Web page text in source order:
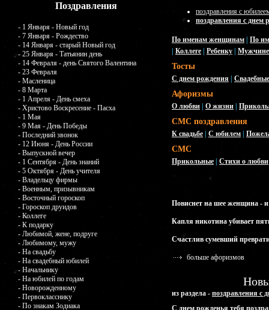
Поздравления
- 1 Января - Новый год
- 7 Января - Рождество
- 14 Января - старый Новый год
- 25 Января - Татьянин день
- 14 Февраля - день Святого Валентина
- 23 Февраля
- Масленица
- 8 Марта
- 1 Апреля - День смеха
- Христово Воскресение - Пасха
- 1 Мая
- 9 Мая - День Победы
- Последний звонок
- 12 Июня - День России
- Выпускной вечер
- 1 Сентября - День знаний
- 5 Октября - День учителя
- Владельцу фирмы
- Военным, призывникам
- Восточный гороскоп
- Гороскоп друидов
- Коллеге
- К подарку
- Любимой, жене, подруге
- Любимому, мужу
- На свадьбу
- На свадебный юбилей
- Начальнику
- На юбилей по годам
- Новорожденному
- Первокласснику
- По знакам Зодиака
поздравления с
поздравления с днем
По именам женщинам | По
| Коллеге | Ребенку | Мужчине
Тосты
С днем рождения | Свадебные
Афоризмы
О любви | О жизни |
СМС поздравления
К свадьбе | С юбилем |
СМС
Прикольные | Стихи о любви
Повиснет на шее женщина - и
Капля никотина убивает
Счастлив сумевший
больше афоризмов
из раздела - поздравления с
С днем рожденья тебя